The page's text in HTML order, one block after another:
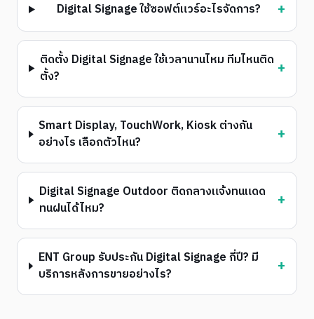
Digital Signage ใช้ซอฟต์แวร์อะไรจัดการ? +
ติดตั้ง Digital Signage ใช้เวลานานไหม ทีมไหนติด
ตั้ง?
+
Smart Display, TouchWork, Kiosk ต่างกัน
อย่างไร เลือกตัวไหน?
+
Digital Signage Outdoor ติดกลางแจ้งทนแดด
ทนฝนได้ไหม?
+
ENT Group รับประกัน Digital Signage กี่ปี? มี
บริการหลังการขายอย่างไร?
+